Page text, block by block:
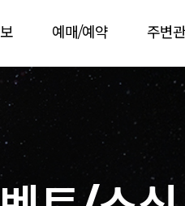
예매/예약 주변